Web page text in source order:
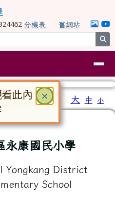
民小學
分機表 舊網站
⏸
大 中 小
永康國民小學
Yongkang District
School
× 關閉
此內
啟。請使用 Tab 鍵在